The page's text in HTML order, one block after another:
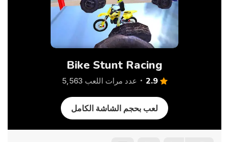
Bike Stunt Racing
2.9 عدد مرات اللعب 5,563
لعب بحجم الشاشة الكامل